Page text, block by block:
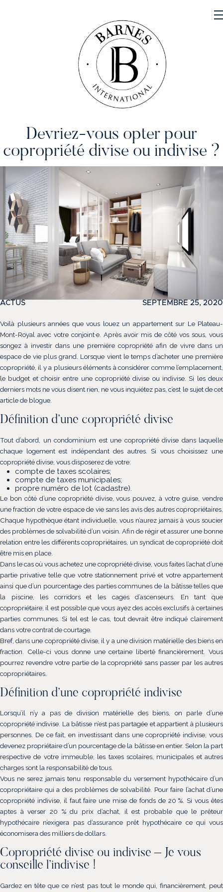
NOS PROPRIÉTÉS
VENDRE
NOTRE FAMILLE
CONTACT
(514) 572-1213
Devriez-vous opter pour
copropriété divise ou indivise ?
ACTUS SEPTEMBRE 25, 2020
Voilà plusieurs années que vous louez un appartement sur Le Plateau-
Mont-Royal avec votre conjoint·e. Après avoir mis de côté vos sous, vous
songez à investir dans une première copropriété afin de vivre dans un
espace de vie plus grand. Lorsque vient le temps d’acheter une première
copropriété, il y a plusieurs éléments à considérer comme l’emplacement,
le budget et choisir entre une copropriété divise ou indivise. Si les deux
derniers mots ne vous disent rien, ne vous inquiétez pas, c’est le sujet de cet
article de blogue.
Définition d’une copropriété divise
Tout d’abord, un condominium est une copropriété divise dans laquelle
chaque logement est indépendant des autres. Si vous choisissez une
copropriété divise, vous disposerez de votre:
compte de taxes scolaires;
compte de taxes municipales;
propre numéro de lot (cadastre).
Le bon côté d’une copropriété divise, vous pouvez, à votre guise, vendre
une fraction de votre espace de vie sans les avis des autres copropriétaires.
Chaque hypothèque étant individuelle, vous n’aurez jamais à vous soucier
des problèmes de solvabilité d’un voisin. Afin de régir et assurer une bonne
relation entre les différents copropriétaires, un syndicat de copropriété doit
être mis en place.
Dans le cas où vous achetez une copropriété divise, vous faites l’achat d’une
partie privative telle que votre stationnement privé et votre appartement
ainsi que d’un pourcentage des parties communes de la bâtisse telles que
la piscine, les corridors et les cages d’ascenseurs. En tant que
copropriétaire, il est possible que vous ayez des accès exclusifs à certaines
parties communes. Si tel est le cas, tout devrait être indiqué clairement
dans votre contrat de courtage.
Bref, dans une copropriété divise, il y a une division matérielle des biens en
fraction. Celle-ci vous donne une certaine liberté financièrement. Vous
pourrez revendre votre partie de la copropriété sans passer par les autres
copropriétaires.
Définition d’une copropriété indivise
Lorsqu’il n’y a pas de division matérielle des biens, on parle d’une
copropriété indivise. La bâtisse n’est pas partagée et appartient à plusieurs
personnes. De ce fait, en investissant dans une copropriété indivise, vous
devenez propriétaire d’un pourcentage de la bâtisse en entier. Selon la part
respective de votre immeuble, les taxes scolaires, municipales et autres
charges sont la responsabilité de tous.
Vous ne serez jamais tenu responsable du versement hypothécaire d’un
copropriétaire qui a des problèmes de solvabilité. Pour faire l’achat d’une
copropriété indivise, il faut faire une mise de fonds de 20 %. Si vous êtes
aptes à verser 20 % du prix d’achat, il est probable que le prêteur
hypothécaire n’exigera pas d’assurance prêt hypothécaire ce qui vous
économisera des milliers de dollars.
Copropriété divise ou indivise – Je vous
conseille l’indivise !
Gardez en tête que ce n’est pas tout le monde qui, financièrement, peut